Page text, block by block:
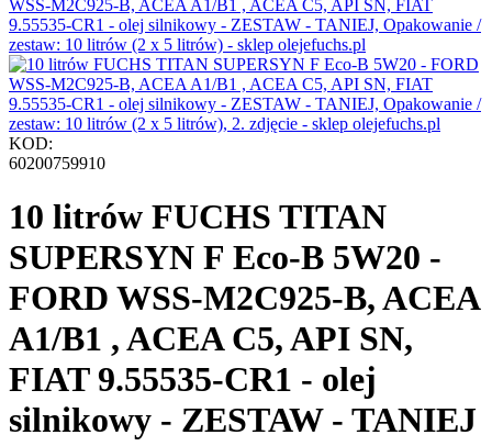
KOD:
60200759910
10 litrów FUCHS TITAN
SUPERSYN F Eco-B 5W20 -
FORD WSS-M2C925-B, ACEA
A1/B1 , ACEA C5, API SN,
FIAT 9.55535-CR1 - olej
silnikowy - ZESTAW - TANIEJ